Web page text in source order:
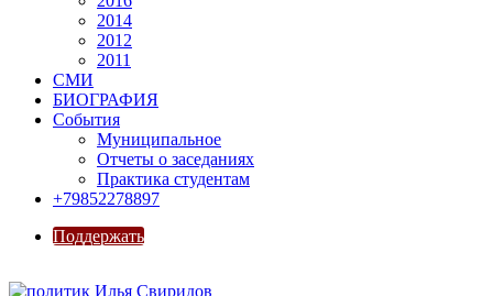
2014
2012
2011
СМИ
БИОГРАФИЯ
События
Муниципальное
Отчеты о заседаниях
Практика студентам
+79852278897
Поддержать